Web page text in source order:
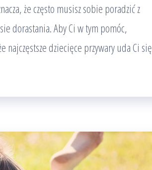
że często musisz sobie poradzić z
dorastania. Aby Ci w tym pomóc,
najczęstsze dziecięce przywary uda Ci się